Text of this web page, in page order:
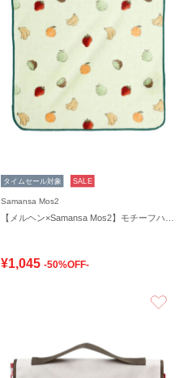
タイムセール対象 SALE
Samansa Mos2
¥1,045 -50%OFF-